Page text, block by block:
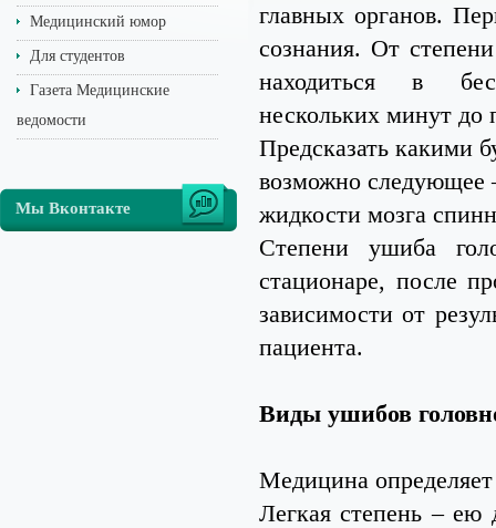
Медицинский юмор
Для студентов
Газета Медицинские
ведомости
Мы Вконтакте
главных органов.
сознания. От
находиться в
нескольких минут до
Предсказать какими
возможно следующее
жидкости мозга
Степени ушиба
стационаре, после
зависимости от
пациента.
Виды ушибов
Медицина
Легкая степень – ею